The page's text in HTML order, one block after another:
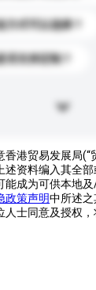
方式可以选择？
否支持定制？
港贸易发展局(“
述资料编入其全
能成为可供本地
政策声明中所述
人士同意及授权